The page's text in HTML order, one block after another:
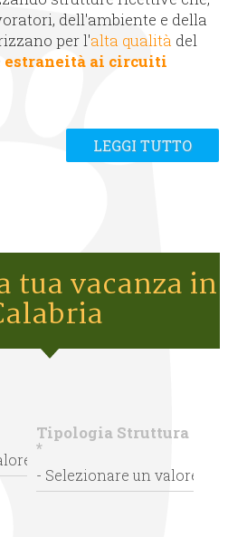
dell'ambiente e della
per l'alta qualità del
estraneità ai circuiti
LEGGI TUTTO
tua vacanza in
Tipologia Struttura
*